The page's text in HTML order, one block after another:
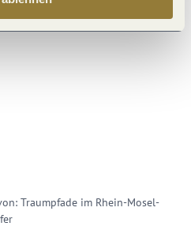
Traumpfade im Rhein-Mosel-